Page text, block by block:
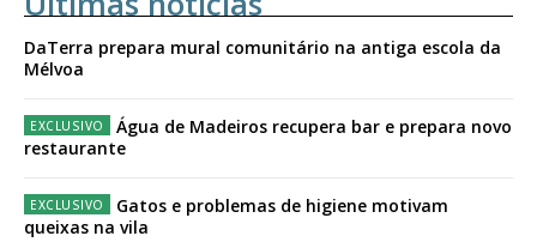
DaTerra prepara mural comunitário na antiga escola da
Mélvoa
Água de Madeiros recupera bar e prepara novo
restaurante
Gatos e problemas de higiene motivam
queixas na vila